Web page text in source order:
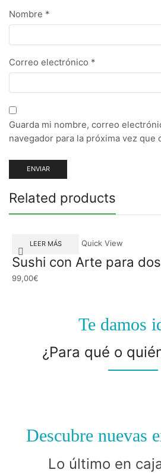
Nombre *
Correo electrónico *
Guarda mi nombre, correo
navegador para la próxima vez que
Related products
LEER MÁS Quick View
Sushi con Arte para dos
99,00€
Te damos
¿Para qué o
Descubre nuevas
Lo último en